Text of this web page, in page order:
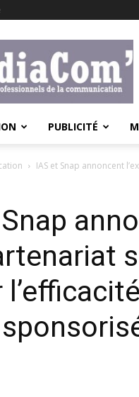
PUBLICITÉ
IAS et Snap annoncent